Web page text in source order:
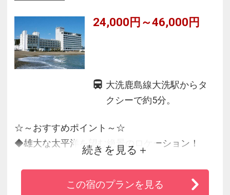
24,000円～46,000円
大洗鹿島線大洗駅からタ
クシーで約5分。
☆～おすすめポイント～☆
◆雄大な太平洋を望む絶景のロケーション！
◆海の幸といばらぎの味を食べ放題♪
◆お部屋・お風呂から臨む眺望が自慢です！
◆アクアワールド大洗やアウトレットなど、周
続きを見る
この宿のプランを見る